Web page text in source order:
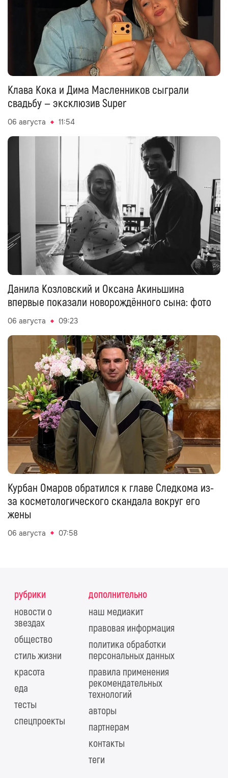
Клава Кока и Дима Масленников сыграли
свадьбу — эксклюзив Super
06 августа 11:54
Данила Козловский и Оксана Акиньшина
впервые показали новорождённого сына: фото
06 августа 09:23
Курбан Омаров обратился к главе Следкома из-
за косметологического скандала вокруг его
жены
06 августа 07:58
рубрики
новости о
звездах
общество
стиль жизни
красота
еда
тесты
спецпроекты
дополнительно
наш медиакит
правовая информация
политика обработки
персональных данных
правила применения
рекомендательных
технологий
авторы
партнерам
контакты
теги